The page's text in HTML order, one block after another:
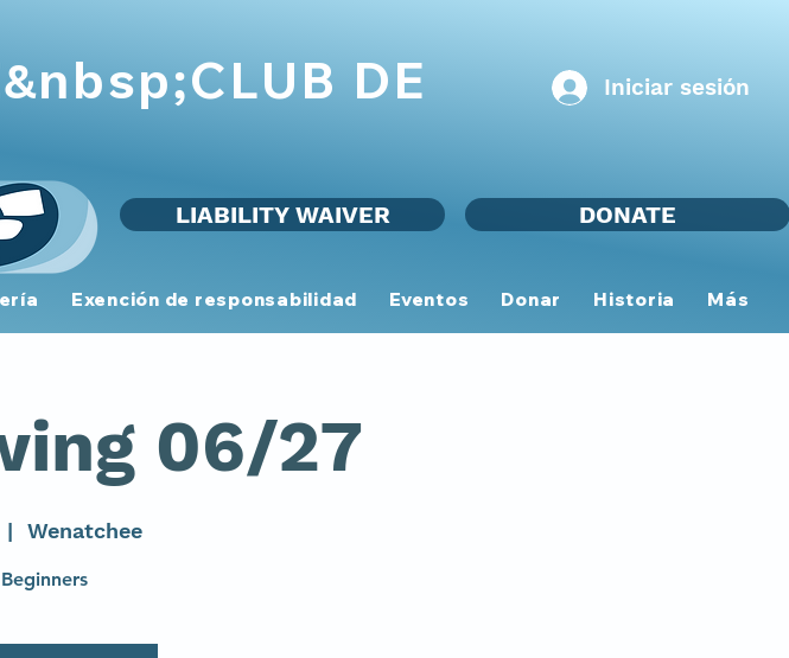
&nbsp;CLUB DE
Iniciar sesión
Exención de responsabilidad Eventos Donar Historia Más
LIABILITY WAIVER DONATE
06/27
|
Wenatchee